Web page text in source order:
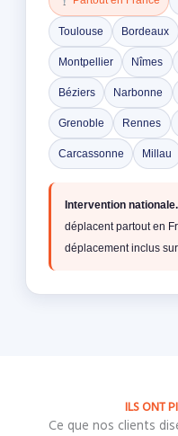
Toulouse Bordeaux
Montpellier Nîmes
Béziers Narbonne
Grenoble Rennes
Carcassonne Millau
Intervention nationale.
déplacent partout en
déplacement inclus
ILS ONT
Ce que nos clients